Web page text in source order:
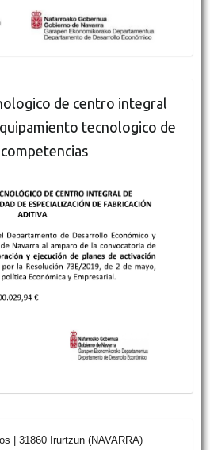
de centro integral
tecnologico de
| 31860 Irurtzun (NAVARRA)